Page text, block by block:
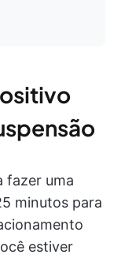
fazer uma
minutos para
estiver